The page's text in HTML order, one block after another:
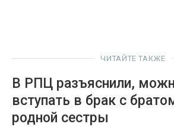
ЧИТАЙТЕ ТАКЖЕ
В РПЦ разъяснили,
вступать в брак с
родной сестры